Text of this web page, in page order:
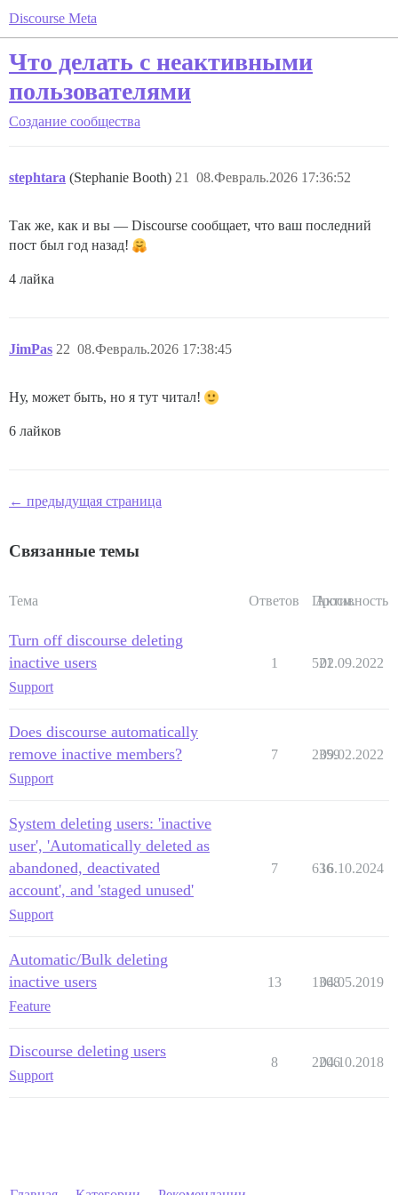
Discourse Meta
Что делать с неактивными
пользователями
Создание сообщества
stephtara (Stephanie Booth) 08.Февраль.2026 17:36:52
21
Так же, как и вы — Discourse сообщает, что ваш последний
пост был год назад!
4 лайка
JimPas 08.Февраль.2026 17:38:45
22
Ну, может быть, но я тут читал!
6 лайков
← предыдущая страница
Связанные темы
Тема Ответов Просм.
Активность
Turn off discourse deleting
inactive users
Support
1 521
02.09.2022
Does discourse automatically
remove inactive members?
Support
7 2359
09.02.2022
System deleting users: 'inactive
user', 'Automatically deleted as
abandoned, deactivated
account', and 'staged unused'
Support
7 636
16.10.2024
Automatic/Bulk deleting
inactive users
Feature
13 1368
04.05.2019
Discourse deleting users
Support
8 2206
04.10.2018